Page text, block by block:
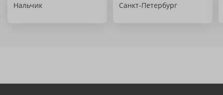
Нальчик Санкт-Петербург